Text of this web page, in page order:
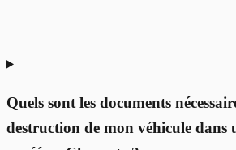
Quels sont les documents
destruction de mon véhicule dans